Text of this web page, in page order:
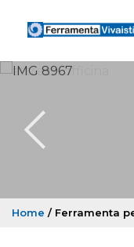
Home / Ferramenta